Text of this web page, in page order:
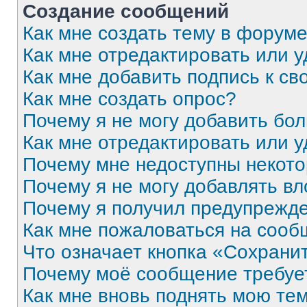
Создание сообщений
Как мне создать тему в
Как мне отредактировать или
Как мне добавить подпись к
Как мне создать опрос?
Почему я не могу добавить
Как мне отредактировать или
Почему мне недоступны
Почему я не могу добавлять
Почему я получил
Как мне пожаловаться на
Что означает кнопка
Почему моё сообщение
Как мне вновь поднять мою